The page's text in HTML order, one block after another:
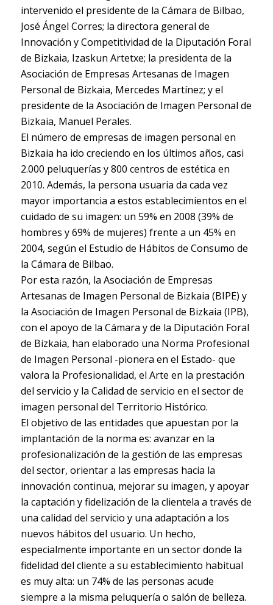
intervenido el presidente de la Cámara de Bilbao,
José Ángel Corres; la directora general de
Innovación y Competitividad de la Diputación Foral
de Bizkaia, Izaskun Artetxe; la presidenta de la
Asociación de Empresas Artesanas de Imagen
Personal de Bizkaia, Mercedes Martínez; y el
presidente de la Asociación de Imagen Personal de
Bizkaia, Manuel Perales.
El número de empresas de imagen personal en
Bizkaia ha ido creciendo en los últimos años, casi
2.000 peluquerías y 800 centros de estética en
2010. Además, la persona usuaria da cada vez
mayor importancia a estos establecimientos en el
cuidado de su imagen: un 59% en 2008 (39% de
hombres y 69% de mujeres) frente a un 45% en
2004, según el Estudio de Hábitos de Consumo de
la Cámara de Bilbao.
Por esta razón, la Asociación de Empresas
Artesanas de Imagen Personal de Bizkaia (BIPE) y
la Asociación de Imagen Personal de Bizkaia (IPB),
con el apoyo de la Cámara y de la Diputación Foral
de Bizkaia, han elaborado una Norma Profesional
de Imagen Personal -pionera en el Estado- que
valora la Profesionalidad, el Arte en la prestación
del servicio y la Calidad de servicio en el sector de
imagen personal del Territorio Histórico.
El objetivo de las entidades que apuestan por la
implantación de la norma es: avanzar en la
profesionalización de la gestión de las empresas
del sector, orientar a las empresas hacia la
innovación continua, mejorar su imagen, y apoyar
la captación y fidelización de la clientela a través de
una calidad del servicio y una adaptación a los
nuevos hábitos del usuario. Un hecho,
especialmente importante en un sector donde la
fidelidad del cliente a su establecimiento habitual
es muy alta: un 74% de las personas acude
siempre a la misma peluquería o salón de belleza.